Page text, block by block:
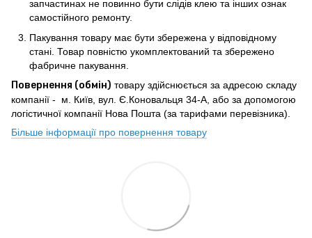
запчастинах не повинно бути слідів клею та інших ознак
самостійного ремонту.
Пакування товару має бути збережена у відповідному
стані. Товар повністю укомплектований та збережено
фабричне пакування.
Повернення (обмін) товару здійснюється за адресою складу
компанії - м. Київ, вул. Є.Коновальця 34-А, або за допомогою
логістичної компанії Нова Пошта (за тарифами перевізника).
Більше інформації про повернення товару